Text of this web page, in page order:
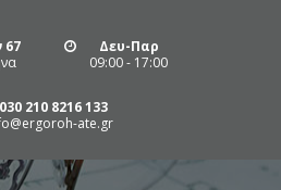
67
Δευ-Παρ
09:00 - 17:00
210 8216 133
ate.gr